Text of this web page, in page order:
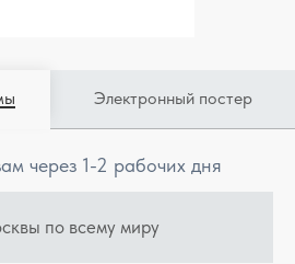
Электронный постер
через 1-2 рабочих дня
по всему миру